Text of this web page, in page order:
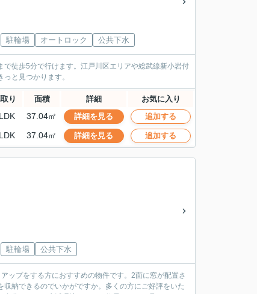
駐輪場 オートロック 公共下水
徒歩5分で行けます。江戸川区エリアや総武線新小岩付
と見つかります。
り 面積 詳細 お気に入り
37.04㎡ 詳細を見る 追加する
37.04㎡ 詳細を見る 追加する
駐輪場 公共下水
ップをする方におすすめの物件です。2面に窓が配置さ
納できるのでいかがですか。多くの方にご好評をいた